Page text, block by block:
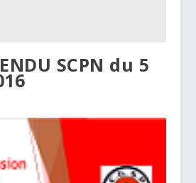
SCPN du 5